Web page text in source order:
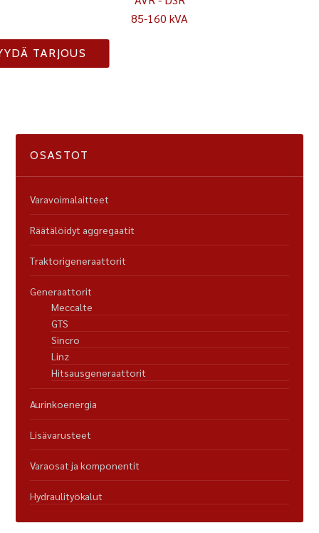
85-160 kVA
TARJOUS
OSASTOT
Varavoimalaitteet
Räätälöidyt aggregaatit
Traktorigeneraattorit
Generaattorit
Meccalte
GTS
Sincro
Linz
Hitsausgeneraattorit
Aurinkoenergia
Lisävarusteet
Varaosat ja komponentit
Hydraulityökalut